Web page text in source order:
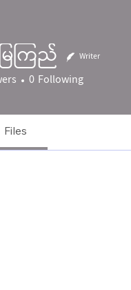
ြကြည် Writer
0 Following
Files